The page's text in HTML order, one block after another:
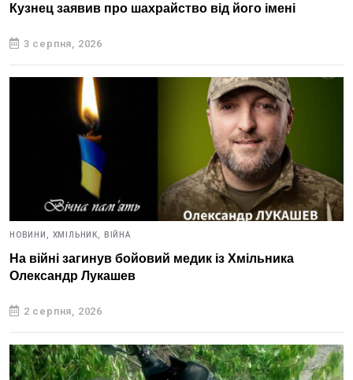
Кузнец заявив про шахрайство від його імені
3 серпня, 2026
НОВИНИ, ХМІЛЬНИК, ВІЙНА
На війні загинув бойовий медик із Хмільника
Олександр Лукашев
2 серпня, 2026